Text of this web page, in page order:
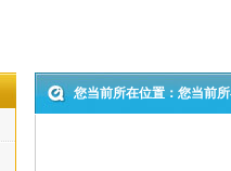
您当前所在位置：您当前